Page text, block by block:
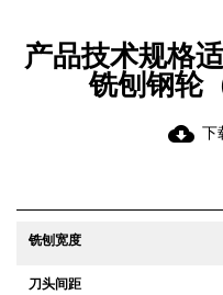
产品技术规格
铣刨钢轮
cloud_download 下
铣刨宽度
刀头间距